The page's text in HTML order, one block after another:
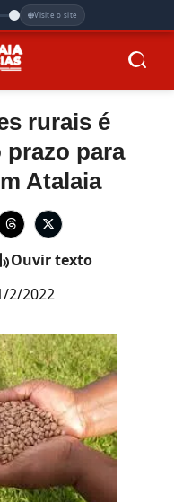
Visite o site
rurais é
para
Atalaia
Ouvir texto
2/2022